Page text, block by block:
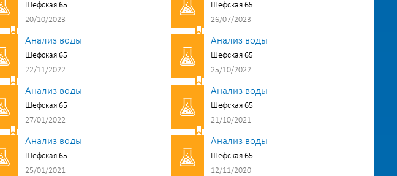
Шефская 65
20/10/2023
Шефская 65
26/07/2023
Анализ воды
Шефская 65
22/11/2022
Анализ воды
Шефская 65
25/10/2022
Анализ воды
Шефская 65
27/01/2022
Анализ воды
Шефская 65
21/10/2021
Анализ воды
Шефская 65
25/01/2021
Анализ воды
Шефская 65
12/11/2020